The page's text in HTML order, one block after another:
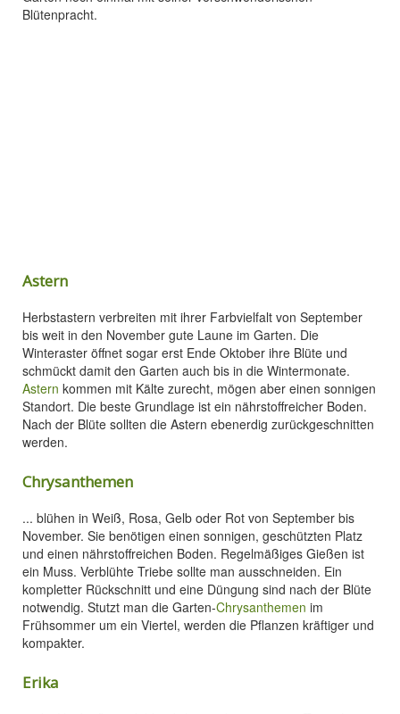
Blütenpracht.
Astern
Herbstastern verbreiten mit ihrer Farbvielfalt von September
bis weit in den November gute Laune im Garten. Die
Winteraster öffnet sogar erst Ende Oktober ihre Blüte und
schmückt damit den Garten auch bis in die Wintermonate.
Astern kommen mit Kälte zurecht, mögen aber einen sonnigen
Standort. Die beste Grundlage ist ein nährstoffreicher Boden.
Nach der Blüte sollten die Astern ebenerdig zurückgeschnitten
werden.
Chrysanthemen
... blühen in Weiß, Rosa, Gelb oder Rot von September bis
November. Sie benötigen einen sonnigen, geschützten Platz
und einen nährstoffreichen Boden. Regelmäßiges Gießen ist
ein Muss. Verblühte Triebe sollte man ausschneiden. Ein
kompletter Rückschnitt und eine Düngung sind nach der Blüte
notwendig. Stutzt man die Garten-Chrysanthemen im
Frühsommer um ein Viertel, werden die Pflanzen kräftiger und
kompakter.
Erika